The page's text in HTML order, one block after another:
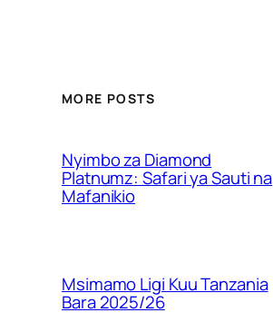
MORE POSTS
Nyimbo za Diamond
Platnumz: Safari ya Sauti na
Mafanikio
Msimamo Ligi Kuu Tanzania
Bara 2025/26